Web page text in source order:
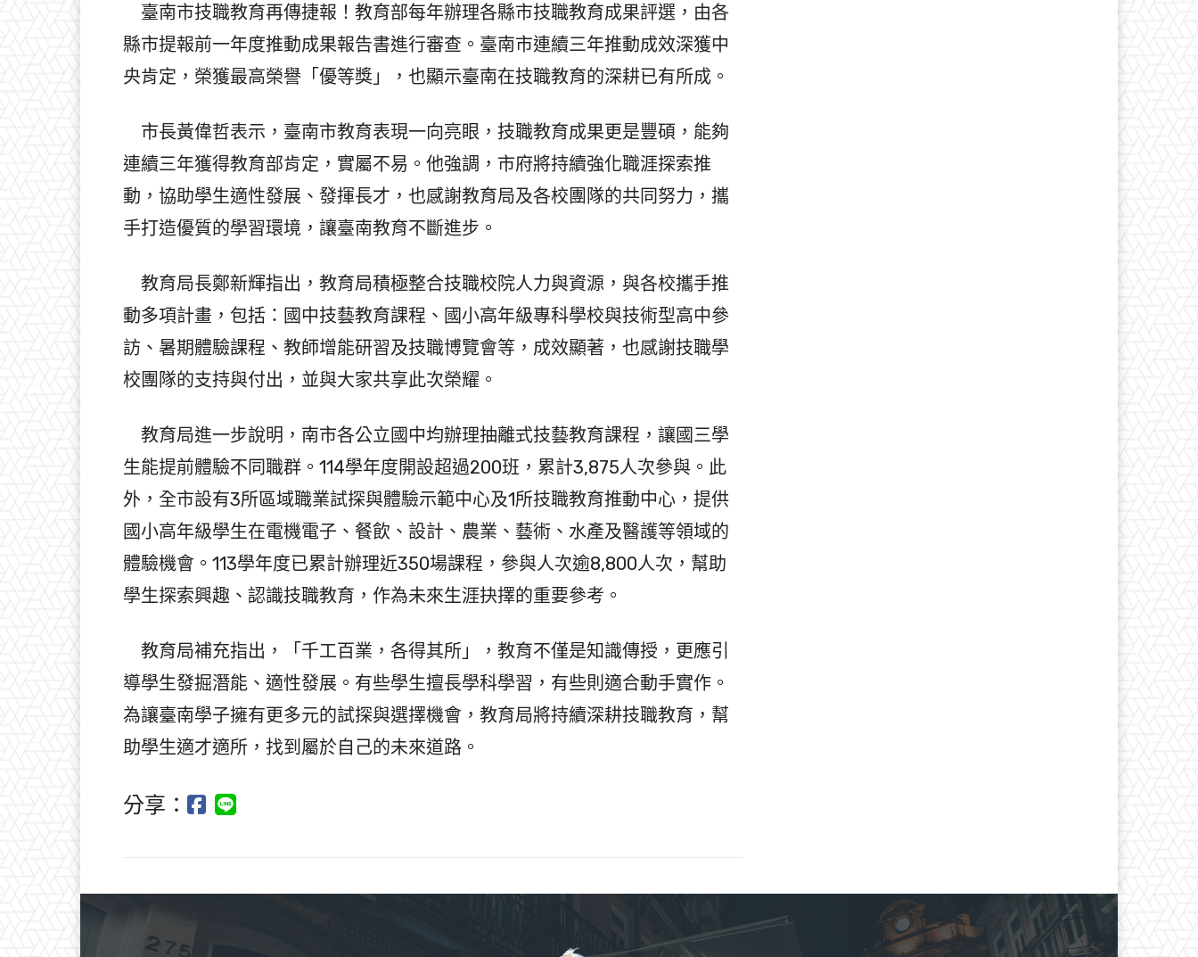
臺南市技職教育再傳捷報！教育部每年辦理各縣市技職教育成果評選，由各
縣市提報前一年度推動成果報告書進行審查。臺南市連續三年推動成效深獲中
央肯定，榮獲最高榮譽「優等獎」，也顯示臺南在技職教育的深耕已有所成。
市長黃偉哲表示，臺南市教育表現一向亮眼，技職教育成果更是豐碩，能夠
連續三年獲得教育部肯定，實屬不易。他強調，市府將持續強化職涯探索推
動，協助學生適性發展、發揮長才，也感謝教育局及各校團隊的共同努力，攜
手打造優質的學習環境，讓臺南教育不斷進步。
教育局長鄭新輝指出，教育局積極整合技職校院人力與資源，與各校攜手推
動多項計畫，包括：國中技藝教育課程、國小高年級專科學校與技術型高中參
訪、暑期體驗課程、教師增能研習及技職博覽會等，成效顯著，也感謝技職學
校團隊的支持與付出，並與大家共享此次榮耀。
教育局進一步說明，南市各公立國中均辦理抽離式技藝教育課程，讓國三學
生能提前體驗不同職群。114學年度開設超過200班，累計3,875人次參與。此
外，全市設有3所區域職業試探與體驗示範中心及1所技職教育推動中心，提供
國小高年級學生在電機電子、餐飲、設計、農業、藝術、水產及醫護等領域的
體驗機會。113學年度已累計辦理近350場課程，參與人次逾8,800人次，幫助
學生探索興趣、認識技職教育，作為未來生涯抉擇的重要參考。
教育局補充指出，「千工百業，各得其所」，教育不僅是知識傳授，更應引
導學生發掘潛能、適性發展。有些學生擅長學科學習，有些則適合動手實作。
為讓臺南學子擁有更多元的試探與選擇機會，教育局將持續深耕技職教育，幫
助學生適才適所，找到屬於自己的未來道路。
分享：